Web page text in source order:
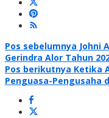
Navigasi
pos
Pos sebelumnya Johni
Gerindra Alor Tahun
Pos berikutnya Ketika
Penguasa-Pengusaha